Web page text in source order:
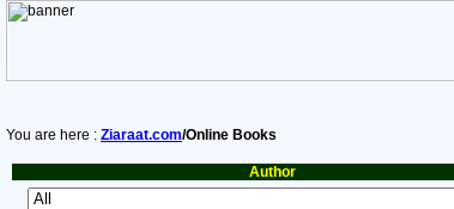
You are here : Ziaraat.com/Online Books
Author